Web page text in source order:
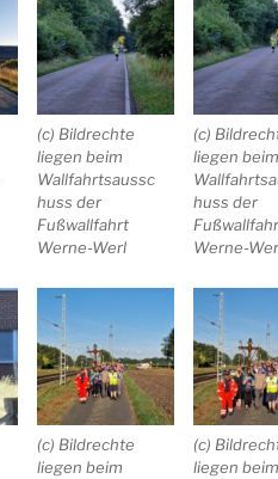
(c) Bildrechte
liegen beim
Wallfahrtsaussc
huss der
Fußwallfahrt
Werne-Werl
(c)
liegen beim
huss der
Werne-
(c) Bildrechte
liegen beim
(c)
liegen beim